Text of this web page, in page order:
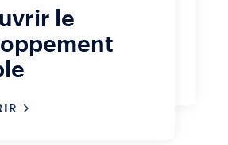
le
de café de la journée.
nos certifications